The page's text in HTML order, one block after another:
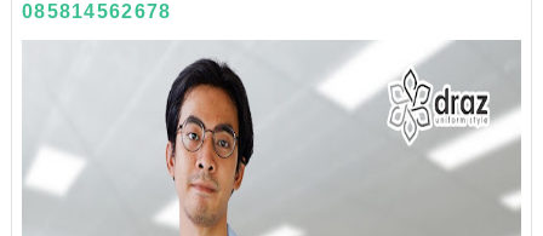
085814562678